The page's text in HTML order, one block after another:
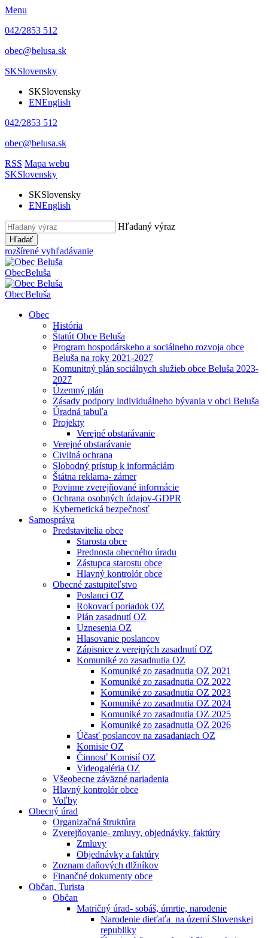
Menu
042/2853 512
obec@belusa.sk
SKSlovensky
SKSlovensky
ENEnglish
042/2853 512
obec@belusa.sk
RSS Mapa webu
SKSlovensky
SKSlovensky
ENEnglish
Hľadaný výraz
Hľadať
rozšírené vyhľadávanie
ObecBeluša
ObecBeluša
Obec
História
Štatút Obce Beluša
Program hospodárskeho a sociálneho rozvoja obce
Beluša na roky 2021-2027
Komunitný plán sociálnych služieb obce Beluša 2023-
2027
Územný plán
Zásady podpory individuálneho bývania v obci Beluša
Úradná tabuľa
Projekty
Verejné obstarávanie
Verejné obstarávanie
Civilná ochrana
Slobodný prístup k informáciám
Štátna reklama- zámer
Povinne zverejňované informácie
Ochrana osobných údajov-GDPR
Kybernetická bezpečnosť
Samospráva
Predstavitelia obce
Starosta obce
Prednosta obecného úradu
Zástupca starostu obce
Hlavný kontrolór obce
Obecné zastupiteľstvo
Poslanci OZ
Rokovací poriadok OZ
Plán zasadnutí OZ
Uznesenia OZ
Hlasovanie poslancov
Zápisnice z verejných zasadnutí OZ
Komuniké zo zasadnutia OZ
Komuniké zo zasadnutia OZ 2021
Komuniké zo zasadnutia OZ 2022
Komuniké zo zasadnutia OZ 2023
Komuniké zo zasadnutia OZ 2024
Komuniké zo zasadnutia OZ 2025
Komuniké zo zasadnutia OZ 2026
Účasť poslancov na zasadaniach OZ
Komisie OZ
Činnosť Komisií OZ
Videogaléria OZ
Všeobecne záväzné nariadenia
Hlavný kontrolór obce
Voľby
Obecný úrad
Organizačná štruktúra
Zverejňovanie- zmluvy, objednávky, faktúry
Zmluvy
Objednávky a faktúry
Zoznam daňových dlžníkov
Finančné dokumenty obce
Občan, Turista
Občan
Matričný úrad- sobáš, úmrtie, narodenie
Narodenie dieťaťa na území Slovenskej
republiky